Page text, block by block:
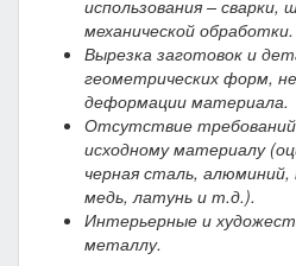
использования – сварки,
механической обработки.
Вырезка заготовок и
геометрических форм,
деформации материала.
Отсутствие требований
исходному материалу
черная сталь,
медь, латунь и т.д.).
Интерьерные и
металлу.